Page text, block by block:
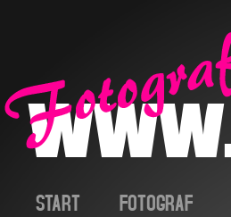
START FOTOGRAF